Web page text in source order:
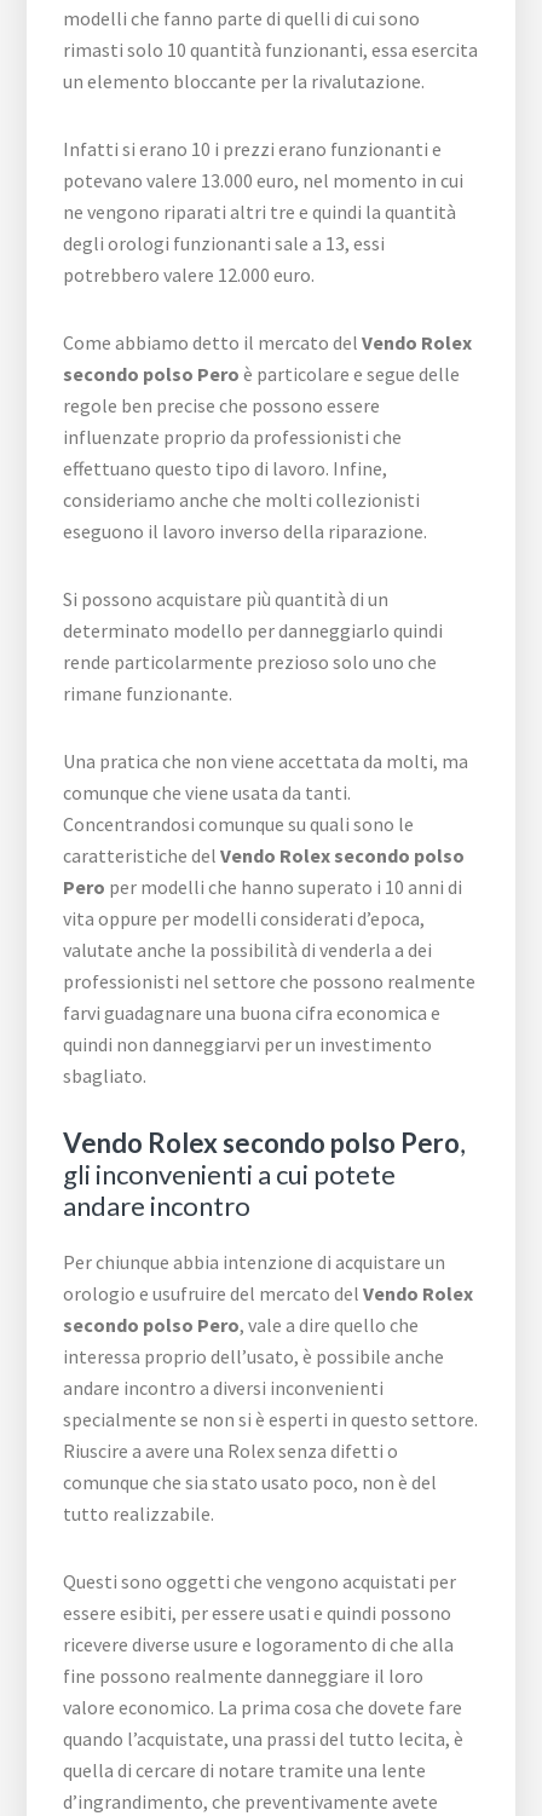
modelli che fanno parte di quelli di cui sono
rimasti solo 10 quantità funzionanti, essa esercita
un elemento bloccante per la rivalutazione.
Infatti si erano 10 i prezzi erano funzionanti e
potevano valere 13.000 euro, nel momento in cui
ne vengono riparati altri tre e quindi la quantità
degli orologi funzionanti sale a 13, essi
potrebbero valere 12.000 euro.
Come abbiamo detto il mercato delVendo Rolex
secondo polso Pero è particolare e segue delle
regole ben precise che possono essere
influenzate proprio da professionisti che
effettuano questo tipo di lavoro. Infine,
consideriamo anche che molti collezionisti
eseguono il lavoro inverso della riparazione.
Si possono acquistare più quantità di un
determinato modello per danneggiarlo quindi
rende particolarmente prezioso solo uno che
rimane funzionante.
Una pratica che non viene accettata da molti, ma
comunque che viene usata da tanti.
Concentrandosi comunque su quali sono le
caratteristiche delVendo Rolex secondo polso
Pero per modelli che hanno superato i 10 anni di
vita oppure per modelli considerati d’epoca,
valutate anche la possibilità di venderla a dei
professionisti nel settore che possono realmente
farvi guadagnare una buona cifra economica e
quindi non danneggiarvi per un investimento
sbagliato.
Vendo Rolex secondo polso Pero,
gli inconvenienti a cui potete
andare incontro
Per chiunque abbia intenzione di acquistare un
orologio e usufruire del mercato delVendo Rolex
secondo polso Pero, vale a dire quello che
interessa proprio dell’usato, è possibile anche
andare incontro a diversi inconvenienti
specialmente se non si è esperti in questo settore.
Riuscire a avere una Rolex senza difetti o
comunque che sia stato usato poco, non è del
tutto realizzabile.
Questi sono oggetti che vengono acquistati per
essere esibiti, per essere usati e quindi possono
ricevere diverse usure e logoramento di che alla
fine possono realmente danneggiare il loro
valore economico. La prima cosa che dovete fare
quando l’acquistate, una prassi del tutto lecita, è
quella di cercare di notare tramite una lente
d’ingrandimento, che preventivamente avete